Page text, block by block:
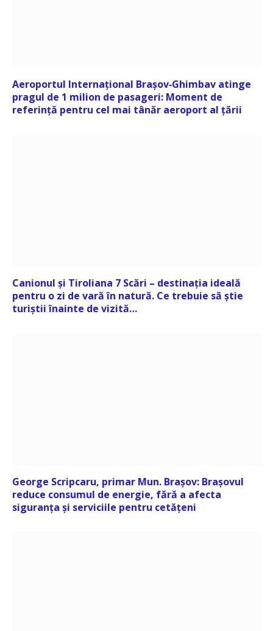
Aeroportul Internațional Brașov‑Ghimbav atinge
pragul de 1 milion de pasageri: Moment de
referință pentru cel mai tânăr aeroport al țării
Canionul și Tiroliana 7 Scări – destinația ideală
pentru o zi de vară în natură. Ce trebuie să știe
turiștii înainte de vizită…
George Scripcaru, primar Mun. Brașov: Brașovul
reduce consumul de energie, fără a afecta
siguranța și serviciile pentru cetățeni